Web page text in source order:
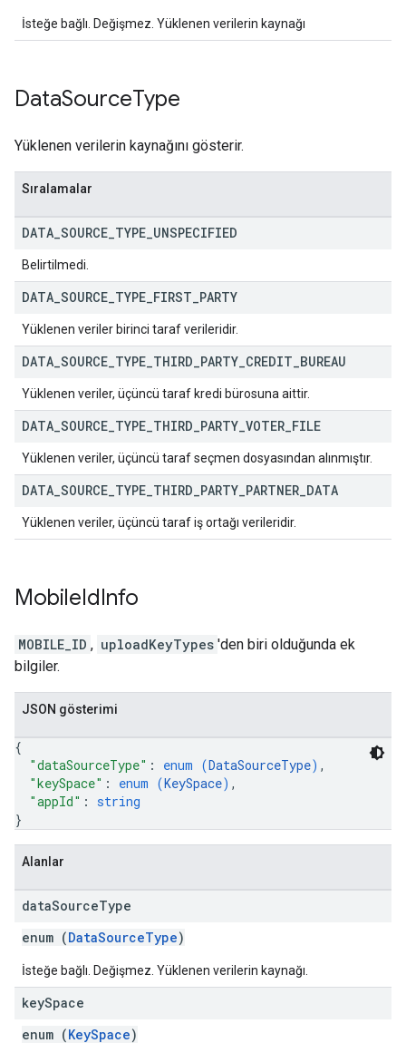
İsteğe bağlı. Değişmez. Yüklenen verilerin kaynağı
DataSourceType
Yüklenen verilerin kaynağını gösterir.
Sıralamalar
DATA SOURCE TYPE UNSPECIFIED
Belirtilmedi.
DATA SOURCE TYPE FIRST PARTY
Yüklenen veriler birinci taraf verileridir.
DATA SOURCE TYPE THIRD PARTY CREDIT BUREAU
Yüklenen veriler, üçüncü taraf kredi bürosuna aittir.
DATA SOURCE TYPE THIRD PARTY VOTER FILE
Yüklenen veriler, üçüncü taraf seçmen dosyasından alınmıştır.
DATA SOURCE TYPE THIRD PARTY PARTNER DATA
Yüklenen veriler, üçüncü taraf iş ortağı verileridir.
MobileIdInfo
MOBILE_ID , uploadKeyTypes 'den biri olduğunda ek
bilgiler.
JSON gösterimi
{
"dataSourceType" : enum (DataSourceType) ,
"keySpace" : enum (KeySpace) ,
"appId" : string
}
Alanlar
dataSourceType
enum (DataSourceType)
İsteğe bağlı. Değişmez. Yüklenen verilerin kaynağı.
keySpace
enum (KeySpace)